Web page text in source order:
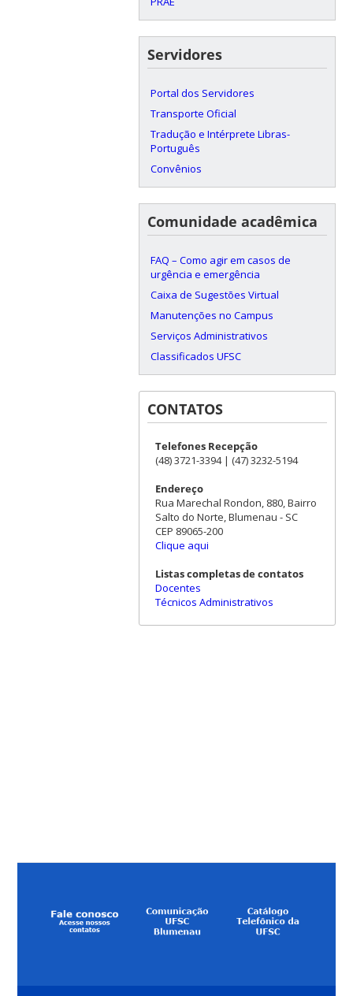
Servidores
Portal dos Servidores
Transporte Oficial
Tradução e Intérprete Libras-
Português
Convênios
Comunidade acadêmica
FAQ – Como agir em casos de
urgência e emergência
Caixa de Sugestões Virtual
Manutenções no Campus
Serviços Administrativos
Classificados UFSC
CONTATOS
Telefones Recepção
(48) 3721-3394 | (47) 3232-5194
Endereço
Rua Marechal Rondon, 880, Bairro
Salto do Norte, Blumenau - SC
CEP 89065-200
Clique aqui
Listas completas de contatos
Docentes
Técnicos Administrativos